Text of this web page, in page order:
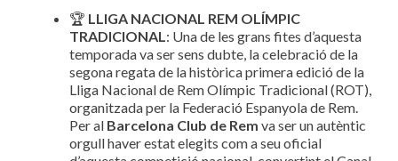
🏆 LLIGA NACIONAL REM OLÍMPIC
TRADICIONAL: Una de les grans fites d’aquesta
temporada va ser sens dubte, la celebració de la
segona regata de la històrica primera edició de la
Lliga Nacional de Rem Olímpic Tradicional (ROT),
organitzada per la Federació Espanyola de Rem.
Per al Barcelona Club de Rem va ser un autèntic
orgull haver estat elegits com a seu oficial